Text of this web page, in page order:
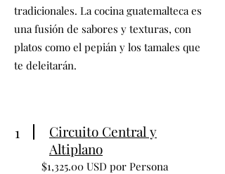
tradicionales. La cocina guatemalteca es
una fusión de sabores y texturas, con
platos como el pepián y los tamales que
te deleitarán.
1
Circuito Central y
Altiplano
$1,325.00 USD por Persona